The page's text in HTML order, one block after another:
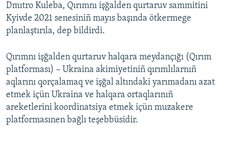
Dmıtro Kuleba, Qırımnı işğalden qurtaruv sammitini
Kyivde 2021 senesiniñ mayıs başında ötkermege
planlaştırıla, dep bildirdi.
Qırımnı işğalden qurtaruv halqara meydançığı (Qırım
platforması) – Ukraina akimiyetiniñ qırımlılarnıñ
aqlarını qorçalamaq ve işğal altındaki yarımadanı azat
etmek içün Ukraina ve halqara ortaqlarınıñ
areketlerini koordinatsiya etmek içün muzakere
platformasınen bağlı teşebbüsidir.